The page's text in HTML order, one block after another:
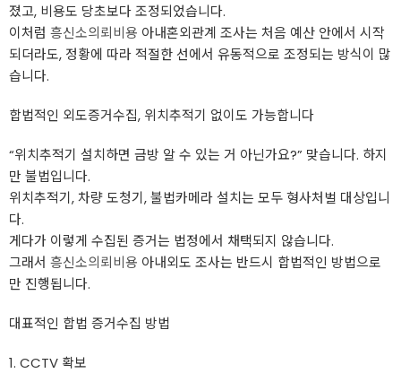
졌고, 비용도 당초보다 조정되었습니다.
이처럼 흥신소의뢰비용 아내혼외관계 조사는 처음 예산 안에서 시작
되더라도, 정황에 따라 적절한 선에서 유동적으로 조정되는 방식이 많
습니다.
합법적인 외도증거수집, 위치추적기 없이도 가능합니다
“위치추적기 설치하면 금방 알 수 있는 거 아닌가요?” 맞습니다. 하지
만 불법입니다.
위치추적기, 차량 도청기, 불법카메라 설치는 모두 형사처벌 대상입니
다.
게다가 이렇게 수집된 증거는 법정에서 채택되지 않습니다.
그래서 흥신소의뢰비용 아내외도 조사는 반드시 합법적인 방법으로
만 진행됩니다.
대표적인 합법 증거수집 방법
1. CCTV 확보